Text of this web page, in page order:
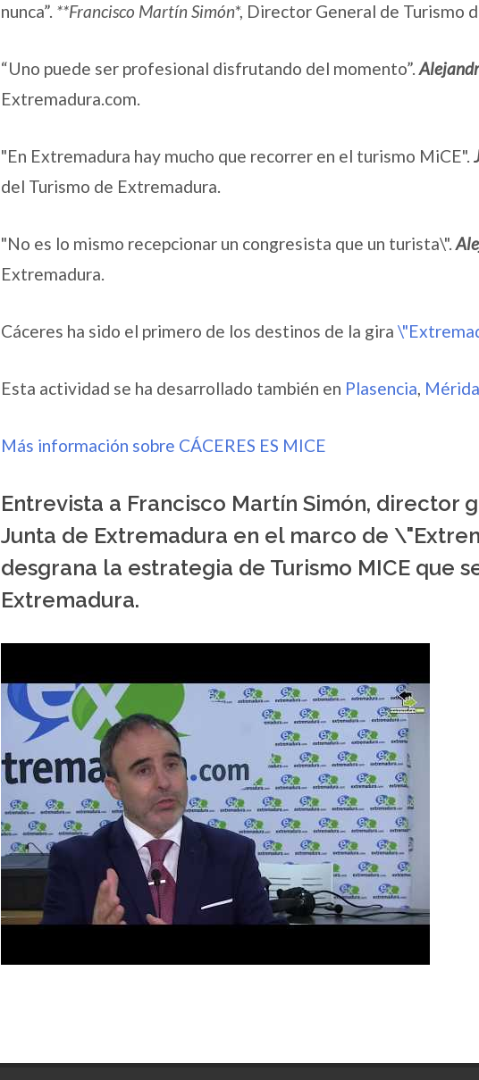
nunca”. **Francisco Martín Simón*, Director General de Turismo
“Uno puede ser profesional disfrutando del momento”.
Extremadura.com.
"En Extremadura hay mucho que recorrer en el turismo MiCE".
del Turismo de Extremadura.
"No es lo mismo recepcionar un congresista que un turista\".
Extremadura.
Cáceres ha sido el primero de los destinos de la gira
Esta actividad se ha desarrollado también en Plasencia, Mérida
Más información sobre CÁCERES ES MICE
Entrevista a Francisco Martín Simón, director
Junta de Extremadura en el marco de
desgrana la estrategia de Turismo MICE que
Extremadura.